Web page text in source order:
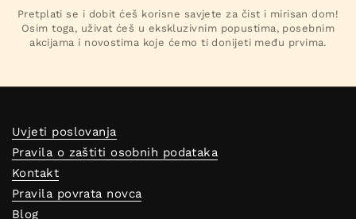
Pretplati se i dobit ćeš korisne savjete za čist i mirisan dom!
Osim toga, uživat ćeš u ekskluzivnim popustima, posebnim
akcijama i novostima koje ćemo ti donijeti među prvima.
Uvjeti poslovanja
Pravila o zaštiti osobnih podataka
Kontakt
Pravila povrata novca
Blog